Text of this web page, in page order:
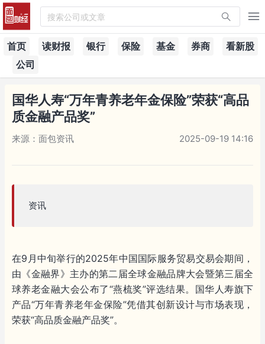
搜索公司或文章
首页 读财报 银行 保险 基金 券商
看新股
公司
国华人寿“万年青养老年金保险”荣获“高品
质金融产品奖”
来源：面包资讯 2025-09-19 14:16
资讯
在9月中旬举行的2025年中国国际服务贸易交易会期间，
由《金融界》主办的第二届全球金融品牌大会暨第三届全
球养老金融大会公布了“燕梳奖”评选结果。国华人寿旗下
产品“万年青养老年金保险”凭借其创新设计与市场表现，
荣获“高品质金融产品奖”。